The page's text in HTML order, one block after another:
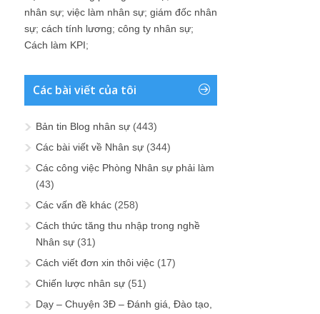
nhân sự; việc làm nhân sự; giám đốc nhân
sự; cách tính lương; công ty nhân sự;
Cách làm KPI;
Các bài viết của tôi
Bản tin Blog nhân sự (443)
Các bài viết về Nhân sự (344)
Các công việc Phòng Nhân sự phải làm
(43)
Các vấn đề khác (258)
Cách thức tăng thu nhập trong nghề
Nhân sự (31)
Cách viết đơn xin thôi việc (17)
Chiến lược nhân sự (51)
Dạy – Chuyện 3Đ – Đánh giá, Đào tạo,